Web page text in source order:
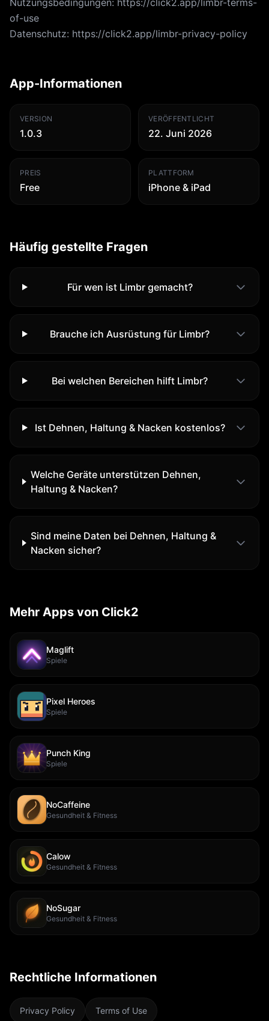
Nutzungsbedingungen: https://click2.app/limbr-terms-
of-use
Datenschutz: https://click2.app/limbr-privacy-policy
App-Informationen
VERSION
1.0.3
VERÖFFENTLICHT
22. Juni 2026
PREIS
Free
PLATTFORM
iPhone & iPad
Häufig gestellte Fragen
Für wen ist Limbr gemacht?
Brauche ich Ausrüstung für Limbr?
Bei welchen Bereichen hilft Limbr?
Ist Dehnen, Haltung & Nacken kostenlos?
Welche Geräte unterstützen Dehnen,
Haltung & Nacken?
Sind meine Daten bei Dehnen, Haltung &
Nacken sicher?
Mehr Apps von Click2
Maglift
Spiele
Pixel Heroes
Spiele
Punch King
Spiele
NoCaffeine
Gesundheit & Fitness
Calow
Gesundheit & Fitness
NoSugar
Gesundheit & Fitness
Rechtliche Informationen
Privacy Policy Terms of Use